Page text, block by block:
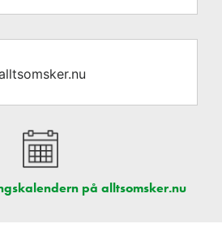
på alltsomsker.nu